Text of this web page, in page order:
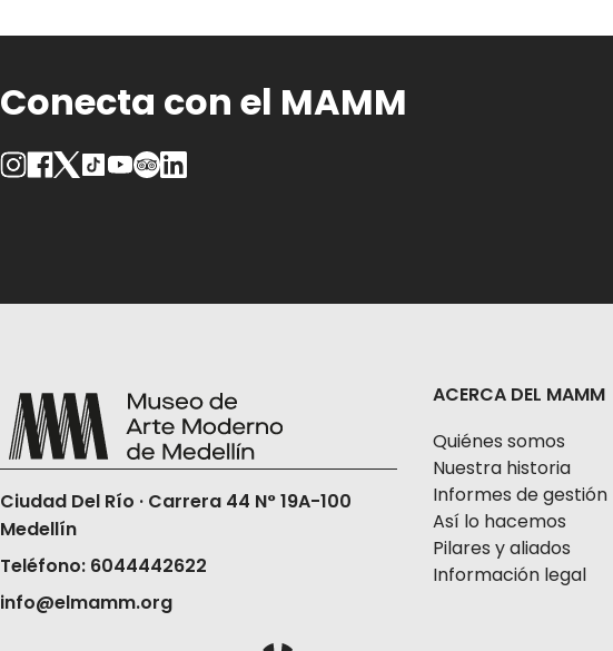
Conecta con el MAMM
Ciudad Del Río · Carrera 44 N° 19A-100
Medellín
Teléfono: 6044442622
info@elmamm.org
ACERCA DEL MAMM
Quiénes somos
Nuestra historia
Informes de gestión
Así lo hacemos
Pilares y aliados
Información legal